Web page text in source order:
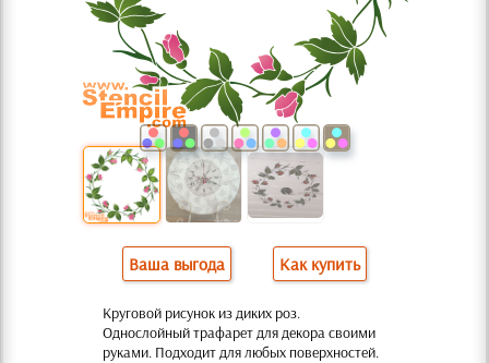
Ваша выгода Как купить
Круговой рисунок из диких роз.
Однослойный трафарет для декора своими
руками. Подходит для любых поверхностей.